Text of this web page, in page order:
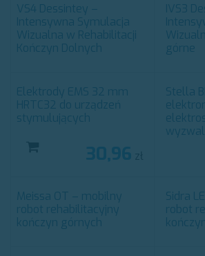
VS4 Dessintey –
Intensywna Symulacja
Wizualna w Rehabilitacji
Kończyn Dolnych
IVS3
górne
Elektrody EMS 32 mm
HRTC32 do urządzeń
stymulujących
30,96
Stella
Meissa OT – mobilny
robot rehabilitacyjny
kończyn górnych
Sidra
robot